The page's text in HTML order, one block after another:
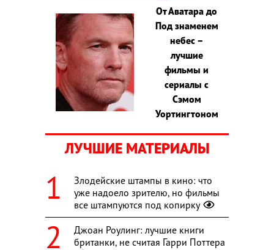
От Аватара до
Под знаменем
небес –
лучшие
фильмы и
сериалы с
Сэмом
Уортингтоном
ЛУЧШИЕ МАТЕРИАЛЫ
Злодейские штампы в кино: что
уже надоело зрителю, но фильмы
все штампуются под копирку
Джоан Роулинг: лучшие книги
британки, не считая Гарри Поттера